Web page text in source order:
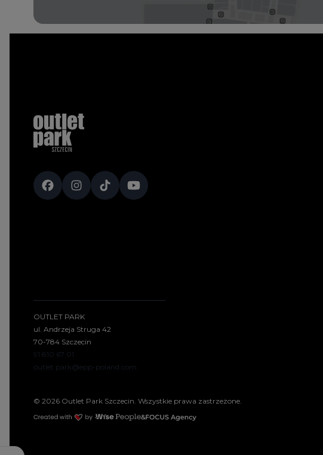
OUTLET PARK
ul. Andrzeja Struga 42
70-784 Szczecin
91 810 67 01
outlet.park@epp-poland.com
© 2026 Outlet Park Szczecin. Wszystkie prawa zastrzeżone.